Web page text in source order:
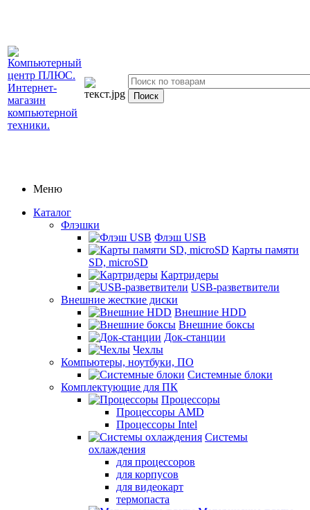
Меню
Каталог
Флэшки
Флэш USB
Карты памяти
SD, microSD
Картридеры
USB-разветвители
Внешние жесткие диски
Внешние HDD
Внешние боксы
Док-станции
Чехлы
Компьютеры, ноутбуки, ПО
Системные блоки
Комплектующие для ПК
Процессоры
Процессоры AMD
Процессоры Intel
Системы
охлаждения
для процессоров
для корпусов
для видеокарт
термопаста